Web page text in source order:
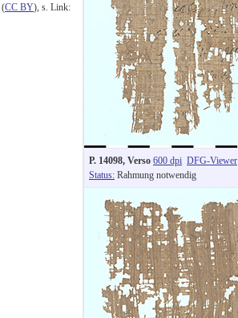
(CC BY), s. Link:
P. 14098, Verso 600 dpi DFG-Viewer
Status: Rahmung notwendig